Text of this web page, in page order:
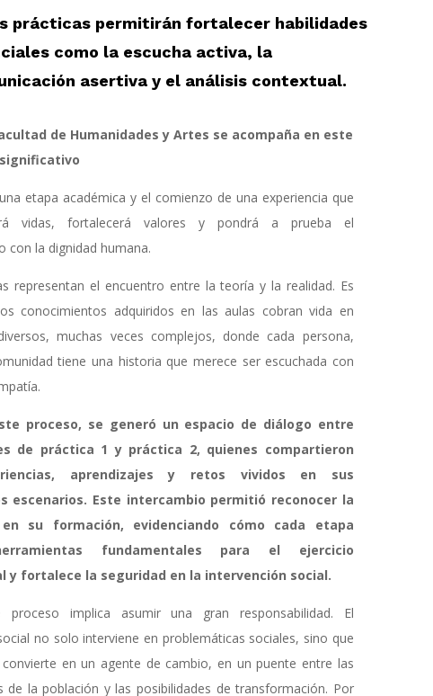
prácticas permitirán fortalecer habilidades
como la escucha activa, la
asertiva y el análisis contextual.
de Humanidades y Artes se acompaña en este
etapa académica y el comienzo de una experiencia que
vidas, fortalecerá valores y pondrá a prueba el
con la dignidad humana.
representan el encuentro entre la teoría y la realidad. Es
conocimientos adquiridos en las aulas cobran vida en
muchas veces complejos, donde cada persona,
tiene una historia que merece ser escuchada con
proceso, se generó un espacio de diálogo entre
de práctica 1 y práctica 2, quienes compartieron
aprendizajes y retos vividos en sus
escenarios. Este intercambio permitió reconocer la
en su formación, evidenciando cómo cada etapa
fundamentales para el ejercicio
y fortalece la seguridad en la intervención social.
proceso implica asumir una gran responsabilidad. El
no solo interviene en problemáticas sociales, sino que
en un agente de cambio, en un puente entre las
de la población y las posibilidades de transformación. Por